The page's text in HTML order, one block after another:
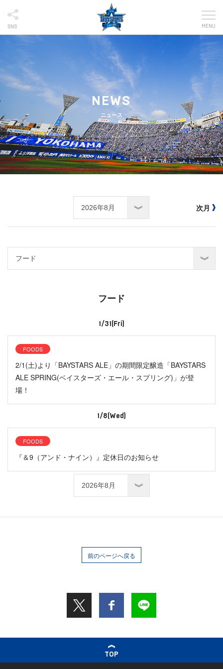
SNS MENU
NEWS
ニュース
次月
フード
1/31(Fri)
FOODS
2/1(土)より「BAYSTARS ALE」の期間限定醸造「BAYSTARS
ALE SPRING(ベイスターズ・エール・スプリング)」が登
場！
1/8(Wed)
FOODS
『＆9（アンド・ナイン）』定休日のお知らせ
前のページへ戻る
TOP